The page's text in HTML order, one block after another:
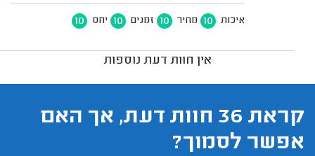
איכות 10 מחיר 10 זמנים 10 יחס 10
אין חוות דעת נוספות
קראת 36 חוות דעת, אך האם
אפשר לסמוך?